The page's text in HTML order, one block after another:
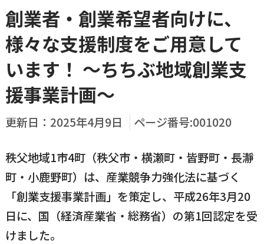
結婚・妊娠／出産
育児／子育て
予防接種／健診など
入学／転入学
障がいのある方
手続きから探す
住民票 町税
印鑑登録
国民健康保険 マイナンバー
各種申請書
よく利用されているコンテンツ
横瀬町の施設
横瀬のふるさと納税
横瀬町の観光
暮らし・手続き・
施設・文化 事業者の方向け
横瀬町のこと 広報・メディア
創業者・創業希望者向けに、
様々な支援制度をご用意して
います！ ～ちちぶ地域創業支
援事業計画～
更新日： 2025年4月9日 ページ番号:001020
秩父地域1市4町（秩父市・横瀬町・皆野町・長瀞
町・小鹿野町）は、産業競争力強化法に基づく
「創業支援事業計画」を策定し、平成26年3月20
日に、国（経済産業省・総務省）の第1回認定を受
けました。